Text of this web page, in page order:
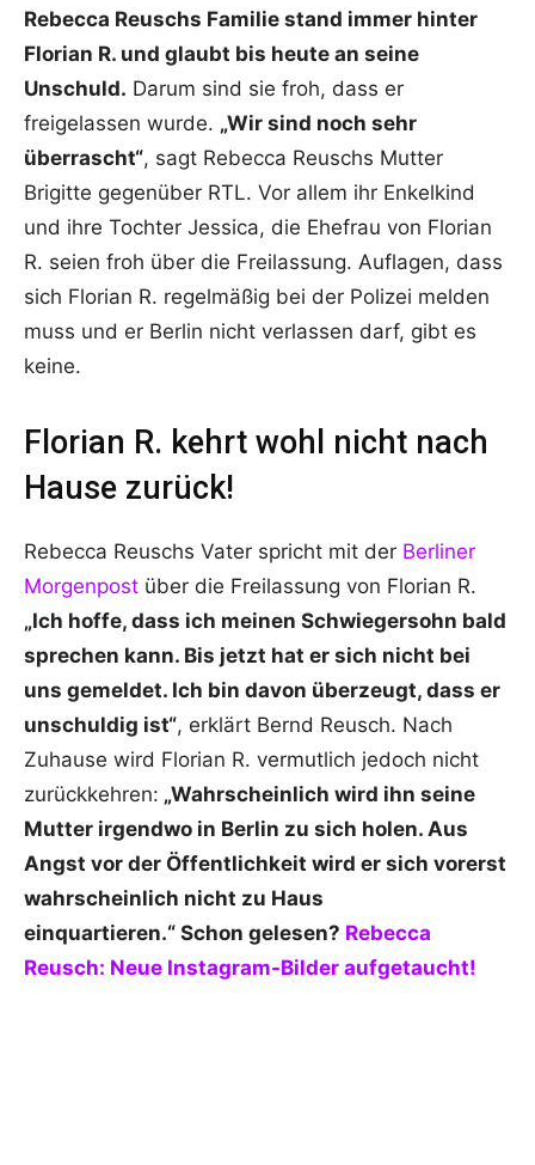
Rebecca Reuschs Familie stand immer hinter
Florian R. und glaubt bis heute an seine
Unschuld. Darum sind sie froh, dass er
freigelassen wurde. „Wir sind noch sehr
überrascht“, sagt Rebecca Reuschs Mutter
Brigitte gegenüber RTL. Vor allem ihr Enkelkind
und ihre Tochter Jessica, die Ehefrau von Florian
R. seien froh über die Freilassung. Auflagen, dass
sich Florian R. regelmäßig bei der Polizei melden
muss und er Berlin nicht verlassen darf, gibt es
keine.
Florian R. kehrt wohl nicht nach
Hause zurück!
Rebecca Reuschs Vater spricht mit der Berliner
Morgenpost über die Freilassung von Florian R.
„Ich hoffe, dass ich meinen Schwiegersohn bald
sprechen kann. Bis jetzt hat er sich nicht bei
uns gemeldet. Ich bin davon überzeugt, dass er
unschuldig ist“, erklärt Bernd Reusch. Nach
Zuhause wird Florian R. vermutlich jedoch nicht
zurückkehren: „Wahrscheinlich wird ihn seine
Mutter irgendwo in Berlin zu sich holen. Aus
Angst vor der Öffentlichkeit wird er sich vorerst
wahrscheinlich nicht zu Haus
einquartieren.“ Schon gelesen? Rebecca
Reusch: Neue Instagram-Bilder aufgetaucht!